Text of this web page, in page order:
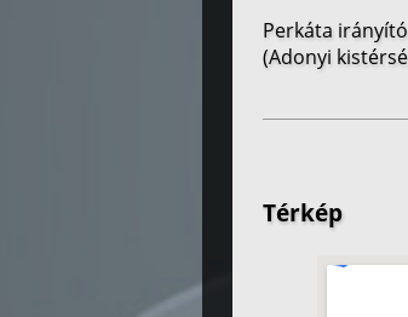
Perkáta
(Adonyi
Térkép